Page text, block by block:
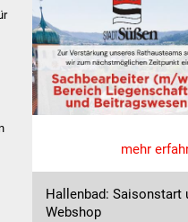
mehr
Hallenbad: Saisonstart
Webshop